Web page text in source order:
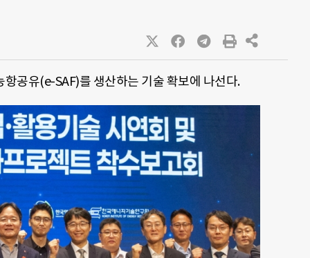
공유(e-SAF)를 생산하는 기술 확보에 나선다.